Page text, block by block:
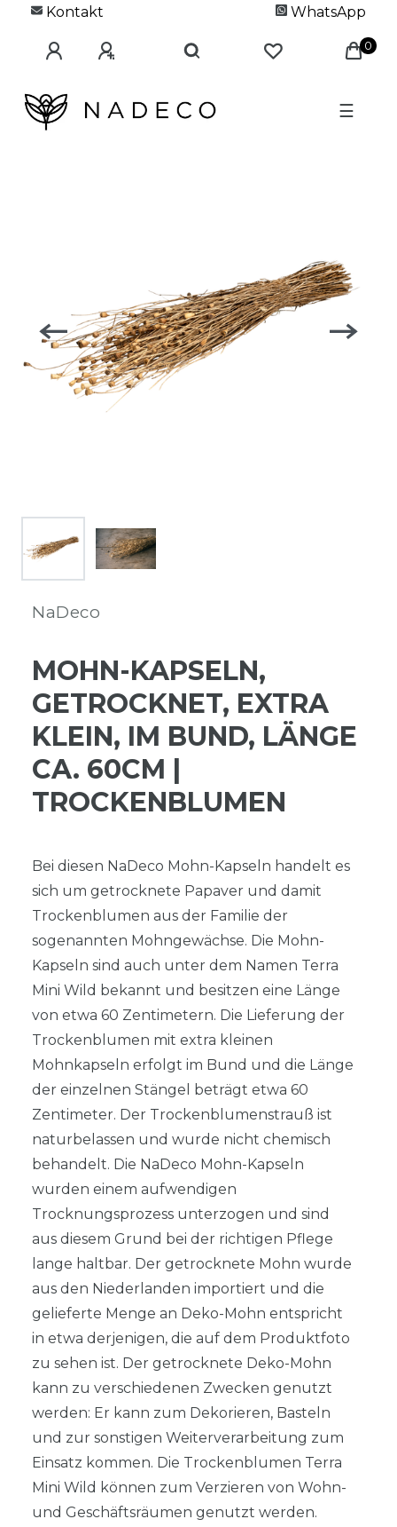
Kontakt WhatsApp
0
☰
NaDeco
MOHN-KAPSELN,
GETROCKNET, EXTRA
KLEIN, IM BUND, LÄNGE
CA. 60CM |
TROCKENBLUMEN
Bei diesen NaDeco Mohn-Kapseln handelt es
sich um getrocknete Papaver und damit
Trockenblumen aus der Familie der
sogenannten Mohngewächse. Die Mohn-
Kapseln sind auch unter dem Namen Terra
Mini Wild bekannt und besitzen eine Länge
von etwa 60 Zentimetern. Die Lieferung der
Trockenblumen mit extra kleinen
Mohnkapseln erfolgt im Bund und die Länge
der einzelnen Stängel beträgt etwa 60
Zentimeter. Der Trockenblumenstrauß ist
naturbelassen und wurde nicht chemisch
behandelt. Die NaDeco Mohn-Kapseln
wurden einem aufwendigen
Trocknungsprozess unterzogen und sind
aus diesem Grund bei der richtigen Pflege
lange haltbar. Der getrocknete Mohn wurde
aus den Niederlanden importiert und die
gelieferte Menge an Deko-Mohn entspricht
in etwa derjenigen, die auf dem Produktfoto
zu sehen ist. Der getrocknete Deko-Mohn
kann zu verschiedenen Zwecken genutzt
werden: Er kann zum Dekorieren, Basteln
und zur sonstigen Weiterverarbeitung zum
Einsatz kommen. Die Trockenblumen Terra
Mini Wild können zum Verzieren von Wohn-
und Geschäftsräumen genutzt werden.